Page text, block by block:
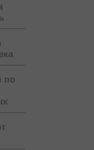
по